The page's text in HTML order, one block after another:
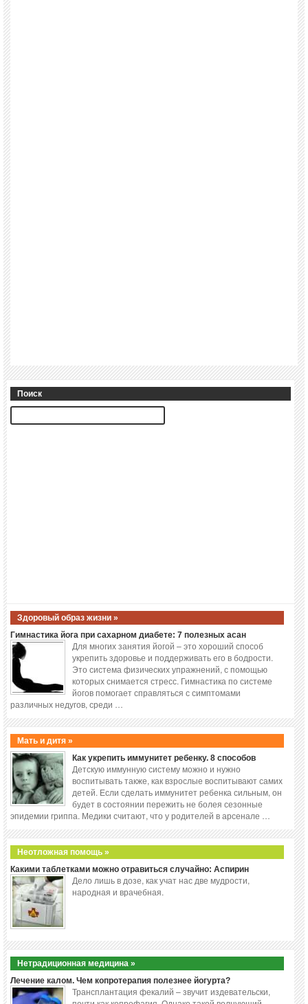
Поиск
Здоровый образ жизни »
Гимнастика йога при сахарном диабете: 7 полезных асан
Для многих занятия йогой – это хороший способ
укрепить здоровье и поддерживать его в бодрости.
Это система физических упражнений, с помощью
которых снимается стресс. Гимнастика по системе
йогов помогает справляться с симптомами
различных недугов, среди …
Мать и дитя »
Как укрепить иммунитет ребенку. 8 способов
Детскую иммунную систему можно и нужно
воспитывать также, как взрослые воспитывают самих
детей. Если сделать иммунитет ребенка сильным, он
будет в состоянии пережить не болея сезонные
эпидемии гриппа. Медики считают, что у родителей в арсенале …
Неотложная помощь »
Какими таблетками можно отравиться случайно: Аспирин
Дело лишь в дозе, как учат нас две мудрости,
народная и врачебная.
Нетрадиционная медицина »
Лечение калом. Чем копротерапия полезнее йогурта?
Трансплантация фекалий – звучит издевательски,